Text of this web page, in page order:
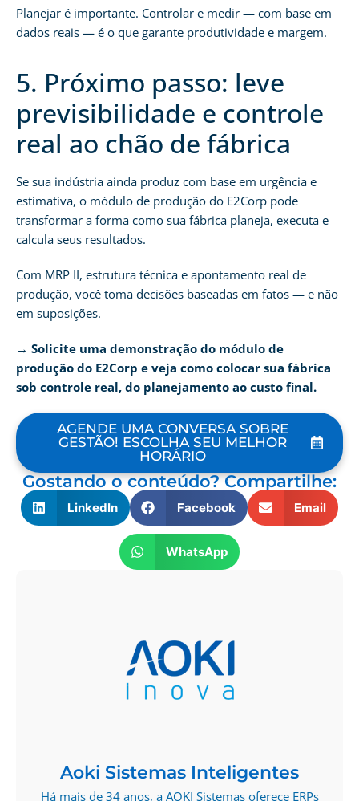
Planejar é importante. Controlar e medir — com base em
dados reais — é o que garante produtividade e margem.
5. Próximo passo: leve
previsibilidade e controle
real ao chão de fábrica
Se sua indústria ainda produz com base em urgência e
estimativa, o módulo de produção do E2Corp pode
transformar a forma como sua fábrica planeja, executa e
calcula seus resultados.
Com MRP II, estrutura técnica e apontamento real de
produção, você toma decisões baseadas em fatos — e não
em suposições.
→ Solicite uma demonstração do módulo de
produção do E2Corp e veja como colocar sua fábrica
sob controle real, do planejamento ao custo final.
AGENDE UMA CONVERSA SOBRE
GESTÃO! ESCOLHA SEU MELHOR
HORÁRIO
Gostando o conteúdo? Compartilhe:
LinkedIn Facebook Email
WhatsApp
Aoki Sistemas Inteligentes
Há mais de 34 anos, a AOKI Sistemas oferece ERPs